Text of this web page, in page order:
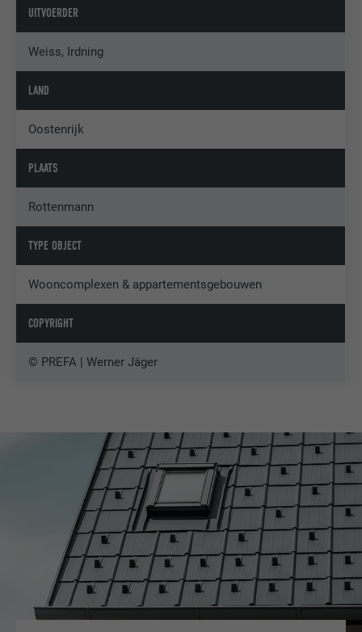
UITVOERDER
Weiss, Irdning
LAND
Oostenrijk
PLAATS
Rottenmann
TYPE OBJECT
Wooncomplexen & appartementsgebouwen
COPYRIGHT
© PREFA | Werner Jäger